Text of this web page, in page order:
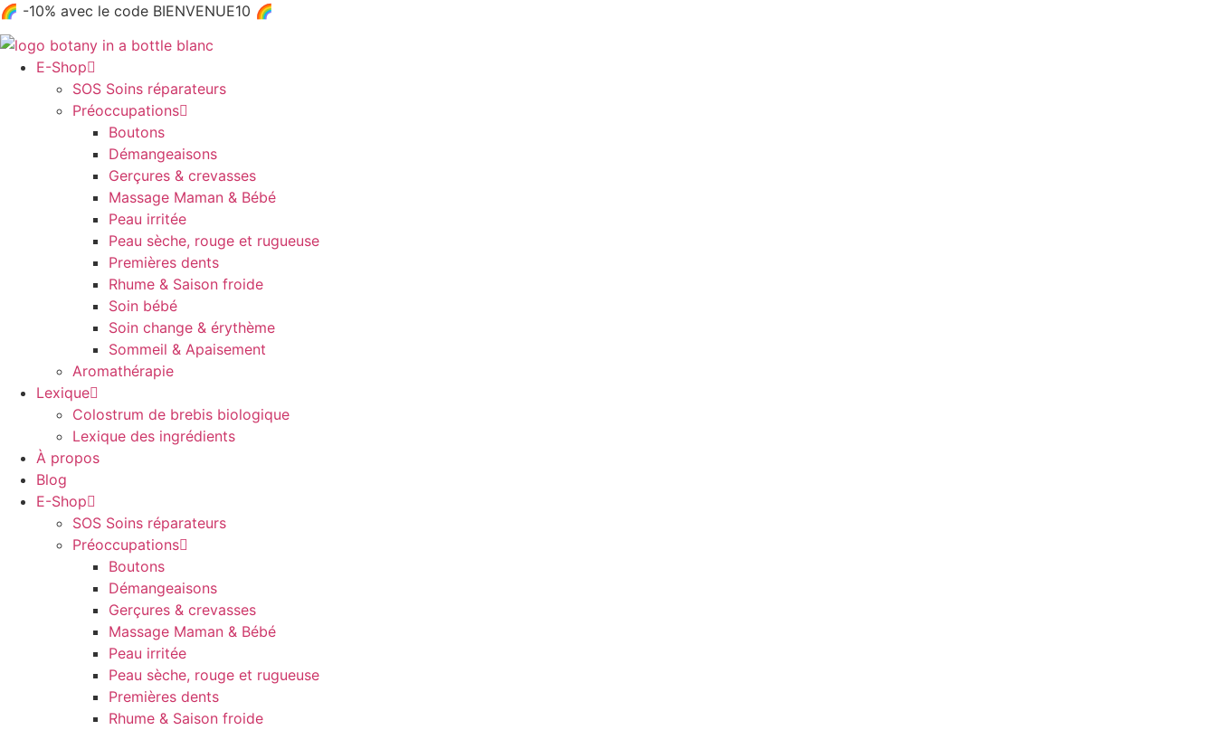
Aller
au
contenu
🌈 -10% avec le code BIENVENUE10 🌈
E-Shop
SOS Soins réparateurs
Préoccupations
Boutons
Démangeaisons
Gerçures & crevasses
Massage Maman & Bébé
Peau irritée
Peau sèche, rouge et rugueuse
Premières dents
Rhume & Saison froide
Soin bébé
Soin change & érythème
Sommeil & Apaisement
Aromathérapie
Lexique
Colostrum de brebis biologique
Lexique des ingrédients
À propos
Blog
E-Shop
SOS Soins réparateurs
Préoccupations
Boutons
Démangeaisons
Gerçures & crevasses
Massage Maman & Bébé
Peau irritée
Peau sèche, rouge et rugueuse
Premières dents
Rhume & Saison froide